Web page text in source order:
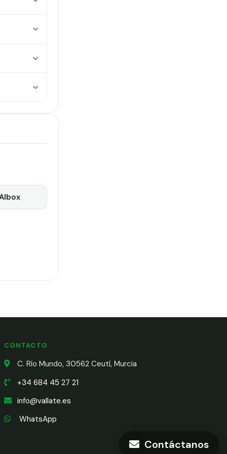
Contáctanos
CONTACTO
C. Río Mundo, 30562 Ceutí, Murcia
+34 684 45 27 21
info@vallate.es
WhatsApp